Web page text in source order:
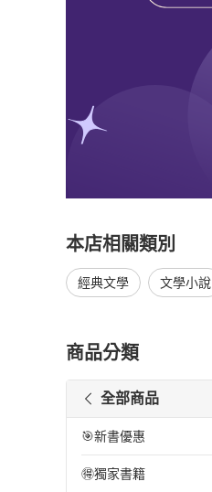
本店相關類別
經典文學 文學小說
商品分類
全部商品
🎯新書優惠
🉐獨家書籍